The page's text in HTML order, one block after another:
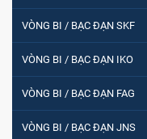
VÒNG BI / BẠC ĐẠN SKF
VÒNG BI / BẠC ĐẠN IKO
VÒNG BI / BẠC ĐẠN FAG
VÒNG BI / BẠC ĐẠN JNS